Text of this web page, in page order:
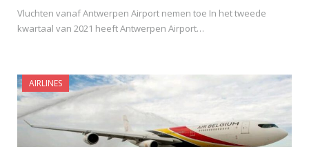
Vluchten vanaf Antwerpen Airport nemen toe In het tweede
kwartaal van 2021 heeft Antwerpen Airport…
AIRLINES